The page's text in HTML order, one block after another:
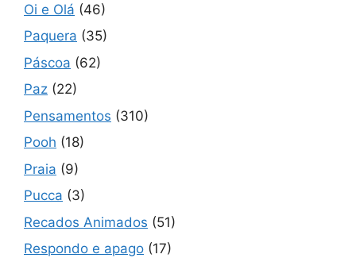
Oi e Olá (46)
Paquera (35)
Páscoa (62)
Paz (22)
Pensamentos (310)
Pooh (18)
Praia (9)
Pucca (3)
Recados Animados (51)
Respondo e apago (17)